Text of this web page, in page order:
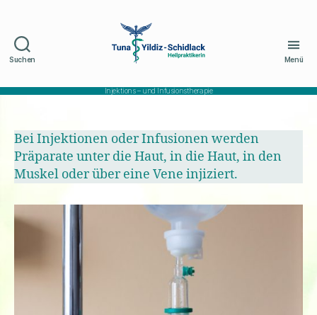
Suchen
Schidlack
Menü
Injektions – und Infusionstherapie
Bei Injektionen oder Infusionen werden
Präparate unter die Haut, in die Haut, in den
Muskel oder über eine Vene injiziert.